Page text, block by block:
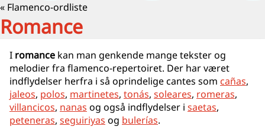
« Flamenco-ordliste
Romance
I romance kan man genkende mange tekster og
melodier fra flamenco-repertoiret. Der har været
indflydelser herfra i så oprindelige cantes som cañas,
jaleos, polos, martinetes, tonás, soleares, romeras,
villancicos, nanas og også indflydelser i saetas,
peteneras, seguiriyas og bulerías.